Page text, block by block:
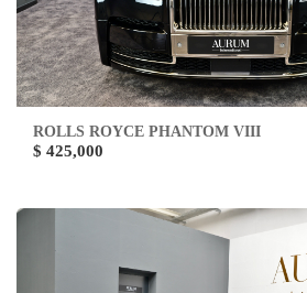
ROLLS ROYCE PHANTOM VIII
$ 425,000